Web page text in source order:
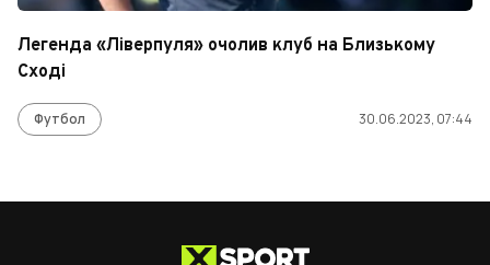
Легенда «Ліверпуля» очолив клуб на Близькому
Сході
Футбол 30.06.2023, 07:44